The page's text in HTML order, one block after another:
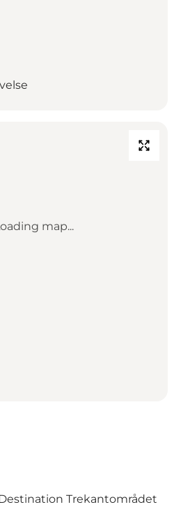
map...
Trekantområdet